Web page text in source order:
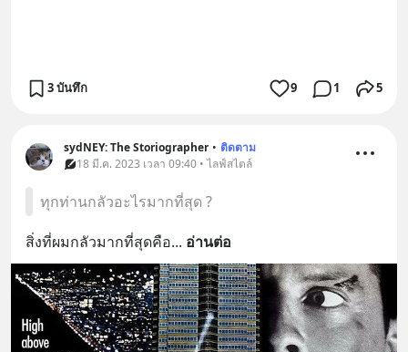
3 บันทึก 9 1 5
sydNEY: The Storiographer • ติดตาม
18 มี.ค. 2023 เวลา 09:40 • ไลฟ์สไตล์
ทุกท่านกลัวอะไรมากที่สุด ?
สิ่งที่ผมกลัวมากที่สุดคือ... อ่านต่อ